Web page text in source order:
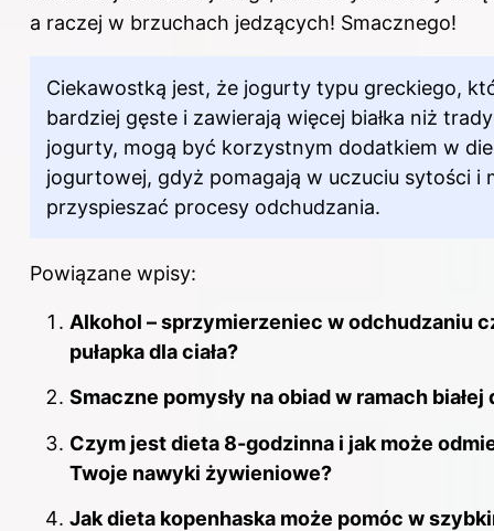
a raczej w brzuchach jedzących! Smacznego!
Ciekawostką jest, że jogurty typu greckiego,
bardziej gęste i zawierają więcej białka niż
jogurty, mogą być korzystnym dodatkiem w
jogurtowej, gdyż pomagają w uczuciu sytości i
przyspieszać procesy odchudzania.
Powiązane wpisy:
Alkohol – sprzymierzeniec w odchudzaniu
pułapka dla ciała?
Smaczne pomysły na obiad w ramach białej
Czym jest dieta 8-godzinna i jak może
Twoje nawyki żywieniowe?
Jak dieta kopenhaska może pomóc w